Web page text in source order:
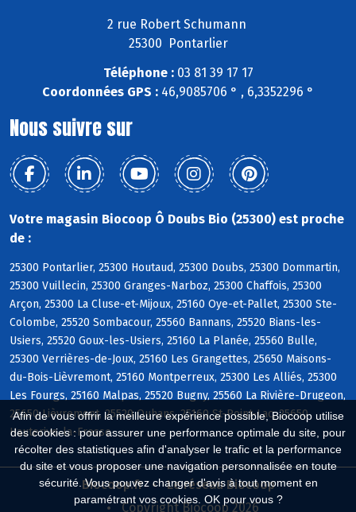
Afin de vous offrir la meilleure expérience possible, Biocoop utilise
des cookies : pour assurer une performance optimale du site, pour
récolter des statistiques afin d'analyser le trafic et la performance
du site et vous proposer une navigation personnalisée en toute
sécurité. Vous pouvez changer d'avis à tout moment en
paramétrant vos cookies. OK pour vous ?
2 rue Robert Schumann
25300 Pontarlier
Téléphone :03 81 39 17 17
Coordonnées GPS : 46,9085706 ° , 6,3352296 °
Nous suivre sur
Votre magasin Biocoop Ô Doubs Bio (25300) est proche
de :
25300 Pontarlier, 25300 Houtaud, 25300 Doubs, 25300 Dommartin,
25300 Vuillecin, 25300 Granges-Narboz, 25300 Chaffois, 25300
Arçon, 25300 La Cluse-et-Mijoux, 25160 Oye-et-Pallet, 25300 Ste-
Colombe, 25520 Sombacour, 25560 Bannans, 25520 Bians-les-
Usiers, 25520 Goux-les-Usiers, 25160 La Planée, 25560 Bulle,
25300 Verrières-de-Joux, 25160 Les Grangettes, 25650 Maisons-
du-Bois-Lièvremont, 25160 Montperreux, 25300 Les Alliés, 25300
Les Fourgs, 25160 Malpas, 25520 Bugny, 25560 La Rivière-Drugeon,
25650 Lièvremont, 25520 Ouhans, 25160 St-Point-Lac, 25650
Hauterive-la-Fresse
Biocoop.fr
Le réseau Biocoop
Copyright Biocoop 2026